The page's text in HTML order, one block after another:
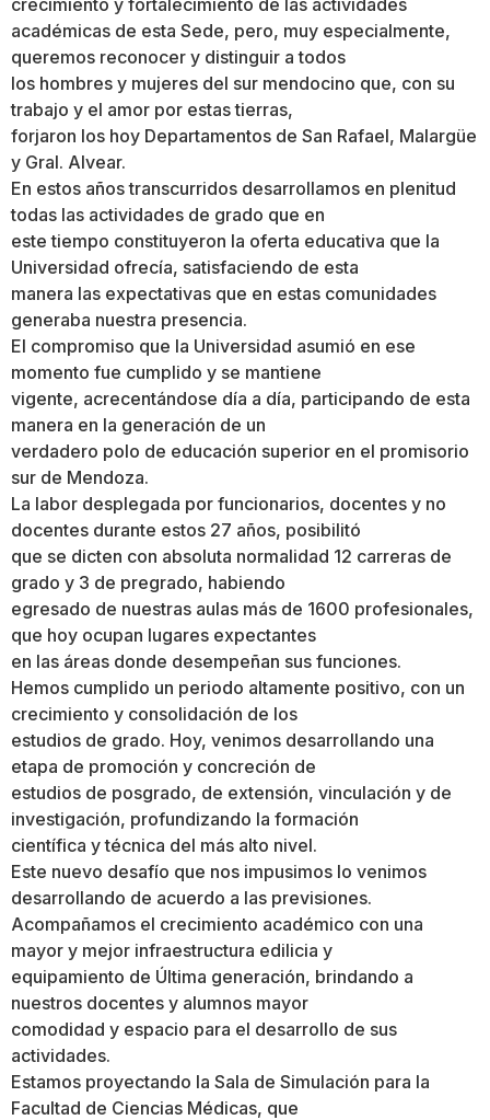
académicas de esta Sede, pero, muy especialmente,
queremos reconocer y distinguir a todos
los hombres y mujeres del sur mendocino que, con su
trabajo y el amor por estas tierras,
forjaron los hoy Departamentos de San Rafael, Malargüe
y Gral. Alvear.
En estos años transcurridos desarrollamos en plenitud
todas las actividades de grado que en
este tiempo constituyeron la oferta educativa que la
Universidad ofrecía, satisfaciendo de esta
manera las expectativas que en estas comunidades
generaba nuestra presencia.
El compromiso que la Universidad asumió en ese
momento fue cumplido y se mantiene
vigente, acrecentándose día a día, participando de esta
manera en la generación de un
verdadero polo de educación superior en el promisorio
sur de Mendoza.
La labor desplegada por funcionarios, docentes y no
docentes durante estos 27 años, posibilitó
que se dicten con absoluta normalidad 12 carreras de
grado y 3 de pregrado, habiendo
egresado de nuestras aulas más de 1600 profesionales,
que hoy ocupan lugares expectantes
en las áreas donde desempeñan sus funciones.
Hemos cumplido un periodo altamente positivo, con un
crecimiento y consolidación de los
estudios de grado. Hoy, venimos desarrollando una
etapa de promoción y concreción de
estudios de posgrado, de extensión, vinculación y de
investigación, profundizando la formación
científica y técnica del más alto nivel.
Este nuevo desafío que nos impusimos lo venimos
desarrollando de acuerdo a las previsiones.
Acompañamos el crecimiento académico con una
mayor y mejor infraestructura edilicia y
equipamiento de Última generación, brindando a
nuestros docentes y alumnos mayor
comodidad y espacio para el desarrollo de sus
actividades.
Estamos proyectando la Sala de Simulación para la
Facultad de Ciencias Médicas, que